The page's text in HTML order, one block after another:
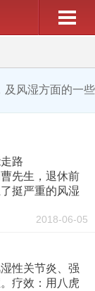
及风湿方面的一些
路
先生，退休前
挺严重的风湿
2018-06-05
性关节炎、强
疗效：用八虎